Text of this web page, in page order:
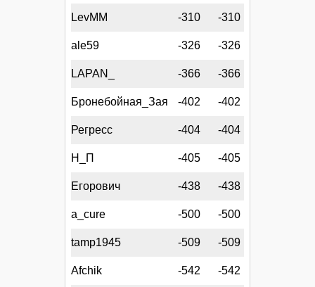
LevMM -310 -310
ale59 -326 -326
LAPAN_ -366 -366
Бронебойная_Зая -402 -402
Регресс -404 -404
Н_П -405 -405
Егорович -438 -438
a_cure -500 -500
tamp1945 -509 -509
Afchik -542 -542